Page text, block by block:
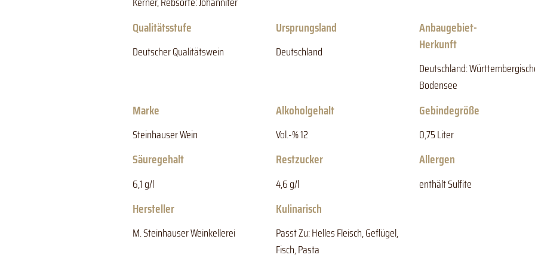
Qualitätsstufe
Deutscher Qualitätswein
Ursprungsland
Deutschland
Anbaugebiet-
Herkunft
Deutschland:
Bodensee
Marke
Steinhauser Wein
Alkoholgehalt
Vol.-% 12
Gebindegröße
0,75 Liter
Säuregehalt
6,1 g/l
Restzucker
4,6 g/l
Allergen
enthält Sulfite
Hersteller
M. Steinhauser Weinkellerei
Kulinarisch
Passt Zu: Helles Fleisch, Geflügel,
Fisch, Pasta